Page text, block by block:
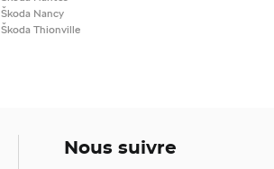
Škoda Nancy
Škoda Thionville
Nous suivre